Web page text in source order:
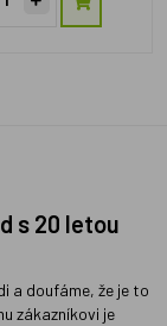
s 20 letou
a doufáme, že je to
zákazníkovi je